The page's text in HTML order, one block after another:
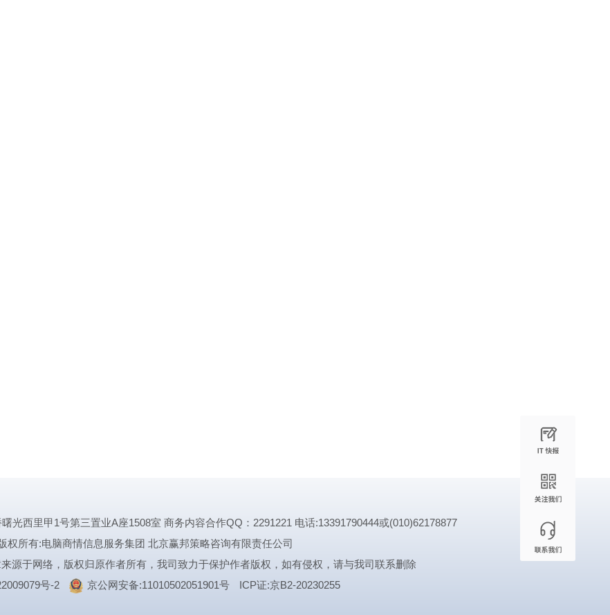
光西里甲1号第三置业A座1508室 商务内容合作QQ：2291221 电话:13391790444或(010)62178877
权所有:电脑商情信息服务集团 北京赢邦策略咨询有限责任公司
源于网络，版权归原作者所有，我司致力于保护作者版权，如有侵权，请与我司联系删除
号-2
京公网安备:11010502051901号 ICP证:京B2-20230255